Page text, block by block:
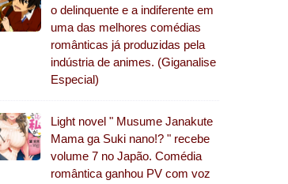
o delinquente e a indiferente em
uma das melhores comédias
românticas já produzidas pela
indústria de animes. (Giganalise
Especial)
Light novel " Musume Janakute
Mama ga Suki nano!? " recebe
volume 7 no Japão. Comédia
romântica ganhou PV com voz